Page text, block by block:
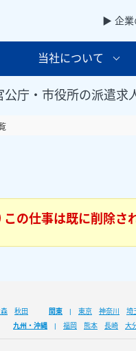
▶ 企業
当社について
公庁・市役所の派遣求
この仕事は既に削除さ
秋田 関東 東京 神奈川 埼
九州・沖縄 福岡 熊本 長崎 大